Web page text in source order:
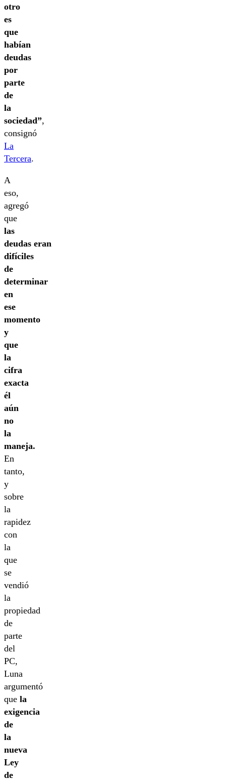
otro
es
que
habían
deudas
por
parte
de
la
sociedad”,
consignó
La
Tercera.
A
eso,
agregó
que
las
deudas eran
difíciles
de
determinar
en
ese
momento
y
que
la
cifra
exacta
él
aún
no
la
maneja.
En
tanto,
y
sobre
la
rapidez
con
la
que
se
vendió
la
propiedad
de
parte
del
PC,
Luna
argumentó
que la
exigencia
de
la
nueva
Ley
de